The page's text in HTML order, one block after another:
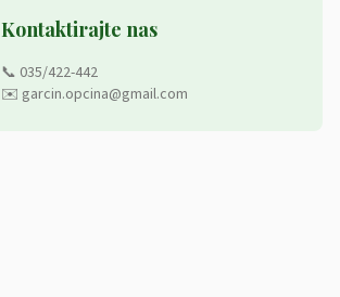
Kontaktirajte nas
📞 035/422-442
✉️ garcin.opcina@gmail.com